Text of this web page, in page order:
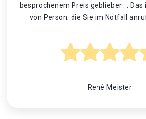
besprochenem Preis geblieben. .
von Person, die Sie im Notfall
René Meister